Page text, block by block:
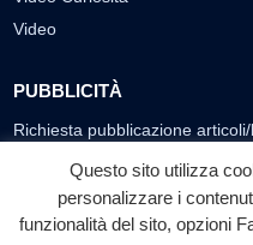
Video
PUBBLICITÀ
Richiesta pubblicazione
SEGUICI SUI SOCIAL
f
Questo sito utilizza
personalizzare i
funzionalità del sito, opzioni